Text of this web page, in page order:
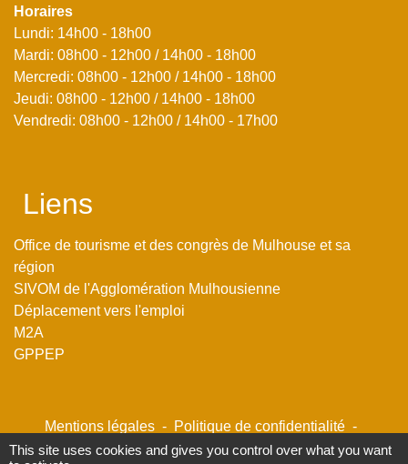
Horaires
Lundi: 14h00 - 18h00
Mardi: 08h00 - 12h00 / 14h00 - 18h00
Mercredi: 08h00 - 12h00 / 14h00 - 18h00
Jeudi: 08h00 - 12h00 / 14h00 - 18h00
Vendredi: 08h00 - 12h00 / 14h00 - 17h00
Liens
Office de tourisme et des congrès de Mulhouse et sa
région
SIVOM de l'Agglomération Mulhousienne
Déplacement vers l'emploi
M2A
GPPEP
Mentions légales - Politique de confidentialité -
Accessibilité - Plan du site - Gestion des cookies
This site uses cookies and gives you control over what you want